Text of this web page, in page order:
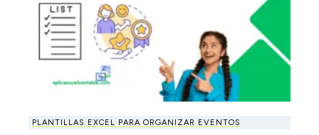
PLANTILLAS EXCEL PARA ORGANIZAR EVENTOS